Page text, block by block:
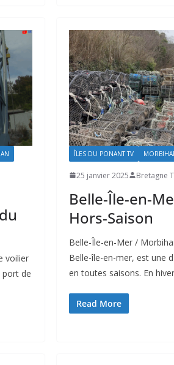
voilier
port de
ÎLES DU PONANT TV
25 janvier 2025 Bretagne
Belle-Île-en-
Hors-Saison
Belle-Île-en-Mer /
Belle-île-en-mer, est une
en toutes saisons. En
Read More